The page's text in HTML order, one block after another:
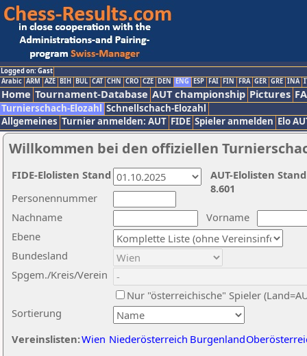
Logged on: Gast
Arabic ARM AZE BIH BUL CAT CHN CRO CZE DEN ENG ESP FAI FIN FRA GER GRE INA
Home Tournament-Database AUT championship Pictures
Turnierschach-Elozahl Schnellschach-Elozahl
Allgemeines Turnier anmelden: AUT FIDE Spieler anmelden Elo
Willkommen bei den offiziellen
Nachname
Vorname
Ebene
Sortierung
Personennummer
Bundesland
Spgem./Kreis/Verein
Nur "österreichische" Spieler
Vereinslisten:Wien Niederösterreich Burgenland
AUT-Elolisten
8.601
FIDE-Elolisten Stand